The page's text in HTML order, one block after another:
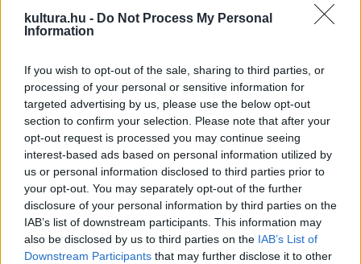
kultura.hu - Do Not Process My Personal
Information
If you wish to opt-out of the sale, sharing to third parties, or
processing of your personal or sensitive information for
targeted advertising by us, please use the below opt-out
section to confirm your selection. Please note that after your
opt-out request is processed you may continue seeing
interest-based ads based on personal information utilized by
us or personal information disclosed to third parties prior to
your opt-out. You may separately opt-out of the further
disclosure of your personal information by third parties on the
IAB’s list of downstream participants. This information may
also be disclosed by us to third parties on the IAB’s List of
Downstream Participants that may further disclose it to other
Júlia és Petőfi szerelmének különböző állomásai - az atyai
- mellett az 1848-as események és a márciusi forradalom
történései is megelevenednek az est során.
Júlia naplójegyzetei, levelezése és Petőfi Sándor néhány
költeménye segítségével próbáljuk felidézni Szendrey
Júlia életének azon szakaszát, amely Petőfihez, illetve a
költő halála után az emlékéhez kapcsolódik. A darab
létrejöttéhez segítségül szolgált Kerényi Ferenc Júlia című
színműve is. Az előadást Dvorák Gábor rendezte.